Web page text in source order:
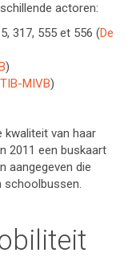
actoren:
317, 555 et 556 (De
)
MIVB)
van haar
2011 een buskaart
aangegeven die
schoolbussen.